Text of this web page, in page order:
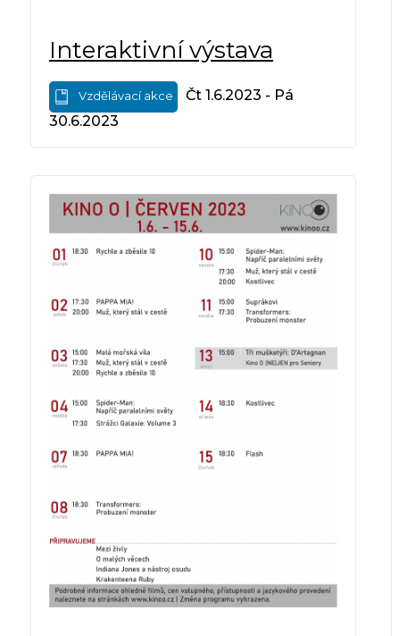
Interaktivní výstava
Vzdělávací akce
Čt 1.6.2023 - Pá
30.6.2023